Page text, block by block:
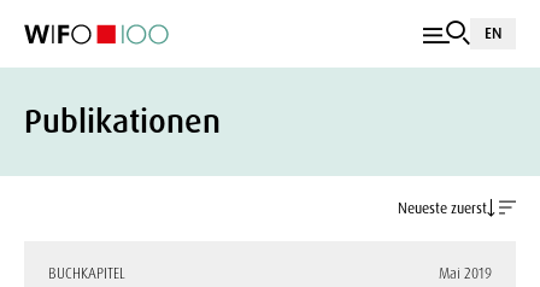
EN
Publikationen
Neueste zuerst
BUCHKAPITEL Mai 2019